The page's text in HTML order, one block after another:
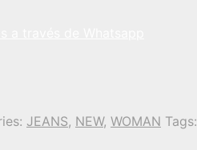
JEANS, NEW, WOMAN Tags: